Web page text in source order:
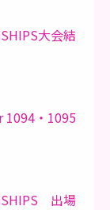
大会結
1094・1095
出場